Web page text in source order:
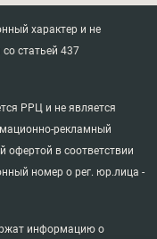
характер и не
статьей 437
РРЦ и не является
рекламный
офертой в соответствии
номер о рег. юр.лица -
информацию о